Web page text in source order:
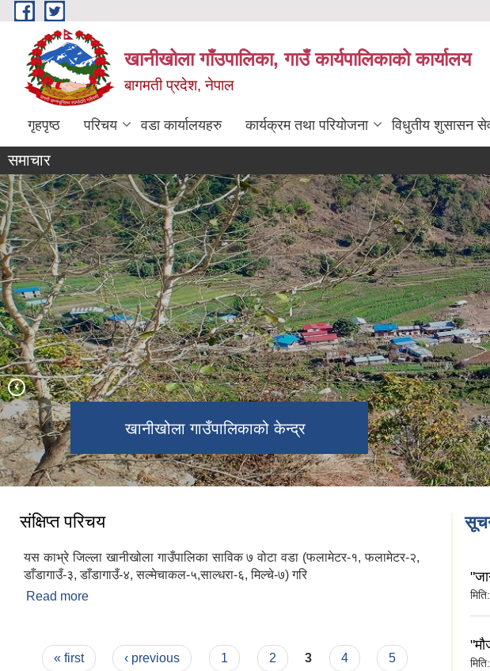
Skip to main content
खानीखोला गाँउपालिका, गाउँ कार्यपालिकाको कार्यालय
बागमती प्रदेश, नेपाल
गृहपृष्ठ परिचय वडा कार्यालयहरु कार्यक्रम तथा परियोजना विधुतीय शुसासन
समाचार
खानीखोला गाउँपालिकाको केन्द्र
खानीखोला गाउँपालिकाको पुरा दृश्य
खानीखोला गाउँपालिका वडा नं. २ स्थित
भिमसेनथान मन्दिर
संक्षिप्त परिचय
यस काभ्रे जिल्ला खानीखोला गाउँपालिका साविक ७ वोटा वडा (फलामेटर-१, फलामेटर-२,
डाँडागाउँ-३, डाँडागाउँ-४, सल्मेचाकल-५,साल्धरा-६, मिल्चे-७) गरि
Read more
Pages
« first ‹ previous 1 2 3 4
5
मिति:
मिति: